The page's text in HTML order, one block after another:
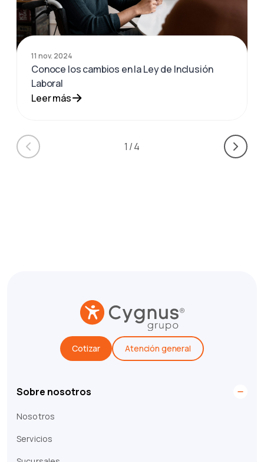
11 nov. 2024
Conoce los cambios en la Ley de Inclusión
Laboral
Leer más
1 /4
Cotizar Atención general
Sobre nosotros
Nosotros
Servicios